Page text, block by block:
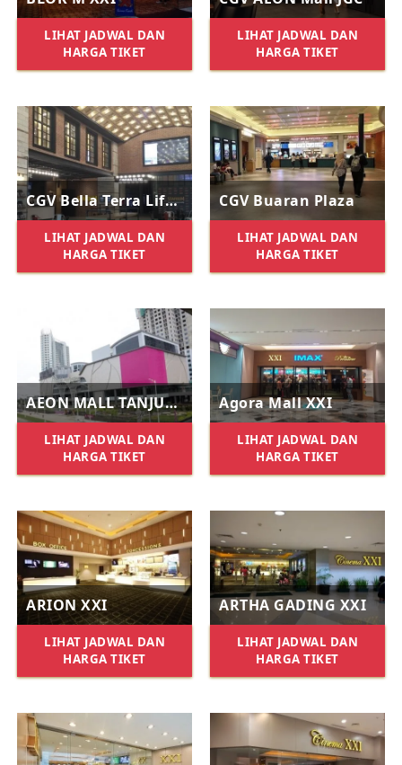
LIHAT JADWAL DAN
HARGA TIKET
LIHAT JADWAL DAN
HARGA TIKET
CGV Bella Terra Lifestyle Center
LIHAT JADWAL DAN
HARGA TIKET
CGV Buaran Plaza
LIHAT JADWAL DAN
HARGA TIKET
AEON MALL TANJUNG BARAT XXI
LIHAT JADWAL DAN
HARGA TIKET
Agora Mall XXI
LIHAT JADWAL DAN
HARGA TIKET
ARION XXI
LIHAT JADWAL DAN
HARGA TIKET
ARTHA GADING XXI
LIHAT JADWAL DAN
HARGA TIKET